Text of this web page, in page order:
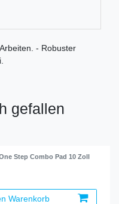
- Robuster
gefallen
Step Combo Pad 10 Zoll
Warenkorb